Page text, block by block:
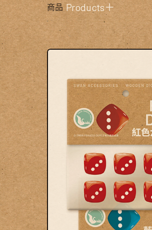
商品 Products＋